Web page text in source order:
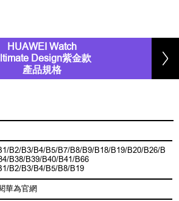
HUAWEI Watch
Design紫金款
產品規格
B2/B3/B4/B5/B7/B8/B9/B18/B19/B20/B26/B
B38/B39/B40/B41/B66
B2/B3/B4/B5/B8/B19
華為官網